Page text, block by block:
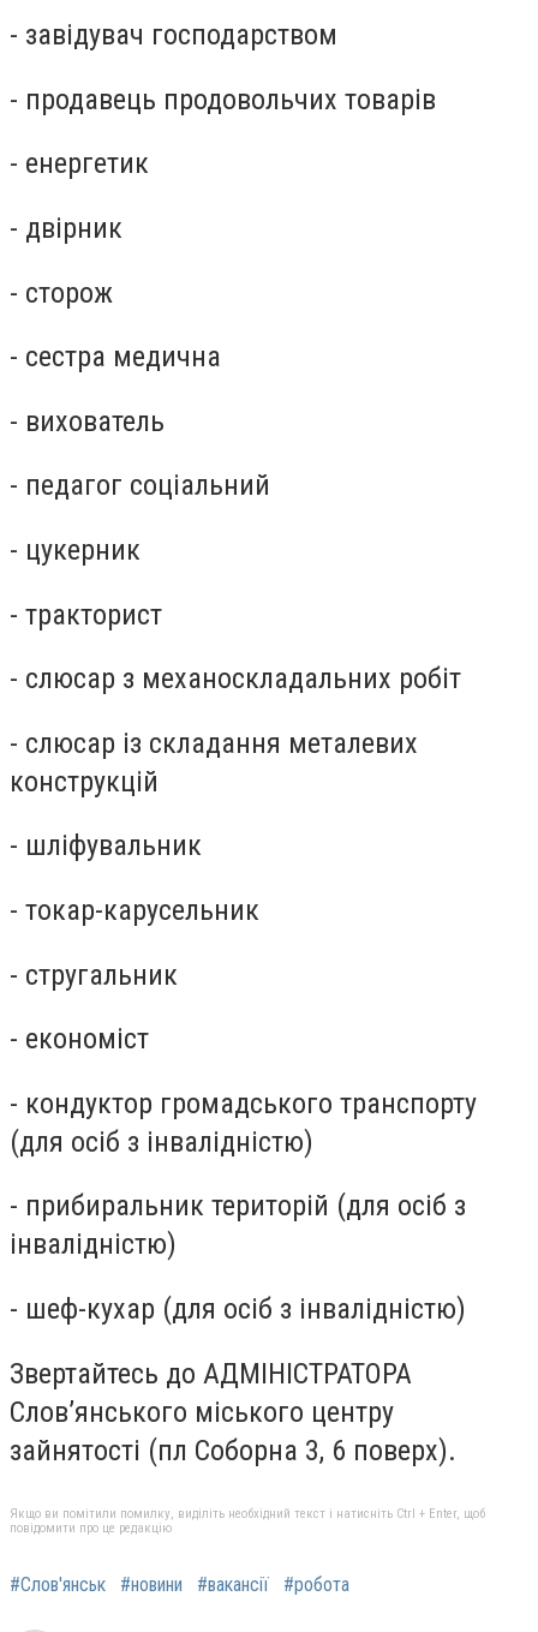
- завідувач господарством
- продавець продовольчих товарів
- енергетик
- двірник
- сторож
- сестра медична
- вихователь
- педагог соціальний
- цукерник
- тракторист
- слюсар з механоскладальних робіт
- слюсар із складання металевих
конструкцій
- шліфувальник
- токар-карусельник
- стругальник
- економіст
- кондуктор громадського транспорту
(для осіб з інвалідністю)
- прибиральник територій (для осіб з
інвалідністю)
- шеф-кухар (для осіб з інвалідністю)
Звертайтесь до АДМІНІСТРАТОРА
Слов’янського міського центру
зайнятості (пл Соборна 3, 6 поверх).
Якщо ви помітили помилку, виділіть необхідний текст і натисніть Ctrl + Enter, щоб
повідомити про це редакцію
#Слов'янськ #новини #вакансії #робота